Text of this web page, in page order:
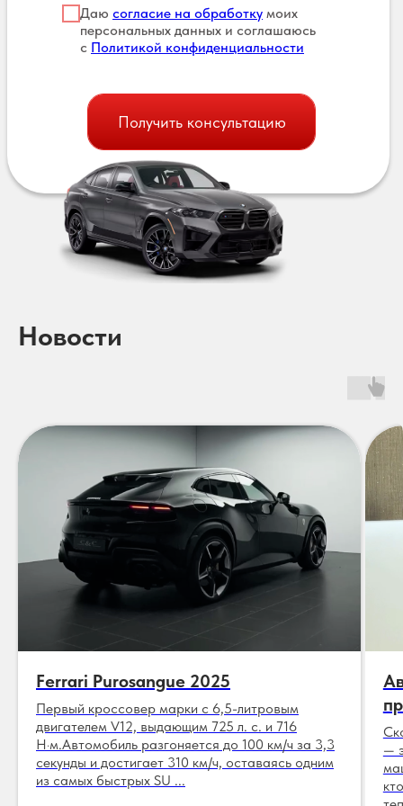
Даю согласие на обработку моих
персональных данных и соглашаюсь
с Политикой конфиденциальности
Получить консультацию
Новости
Ferrari Purosangue 2025
Первый кроссовер марки с 6,5-литровым
двигателем V12, выдающим 725 л. с. и 716
Н·м.Автомобиль разгоняется до 100 км/ч за 3,3
секунды и достигает 310 км/ч, оставаясь одним
из самых быстрых SU ...
—